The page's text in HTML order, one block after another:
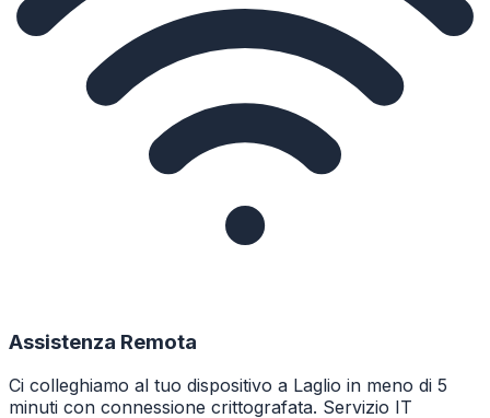
Assistenza Remota
Ci colleghiamo al tuo dispositivo a Laglio in meno di 5
minuti con connessione crittografata. Servizio IT